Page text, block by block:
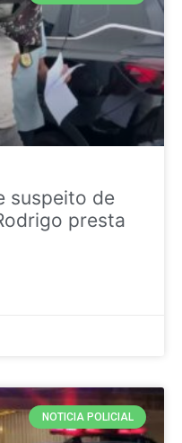
suspeito de
presta
NOTICIA POLICIAL